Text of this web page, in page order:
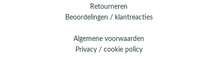
Retourneren
Beoordelingen / klantreacties
Algemene voorwaarden
Privacy / cookie policy